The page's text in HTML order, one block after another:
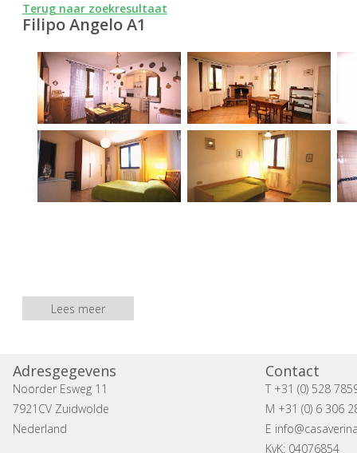
Terug naar zoekresultaat
Filipo Angelo A1
Lees meer
Adresgegevens
Noorder Esweg 11
7921CV Zuidwolde
Nederland
Contact
T +31 (0) 528
M +31 (0) 6 306
E
KvK: 04076854